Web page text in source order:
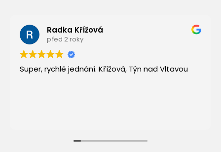
Radka Křížová
před 2 roky
Super, rychlé jednání. Křížová, Týn nad Vltavou